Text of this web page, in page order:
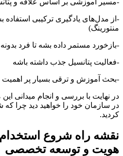
-مسیر آموزشی بر اساس علاقه و
-از مدل‌های یادگیری ترکیبی استفاده
منتورینگ)
-بازخورد مستمر داده بشه تا فرد
-فعالیت پتانسیل جذب داشته باشه
-بحث آموزش و ترقی بسیار پر اهمیت
در نهایت با بررسی و انجام میدانی
در سازمان خود را خواهید دید چرا که
کردید.
نقشه راه شروع
هویت و توسعه تخصصی